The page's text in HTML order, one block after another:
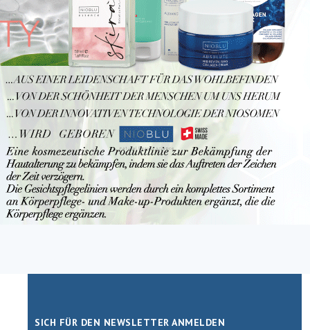
SICH FÜR DEN NEWSLETTER ANMELDEN